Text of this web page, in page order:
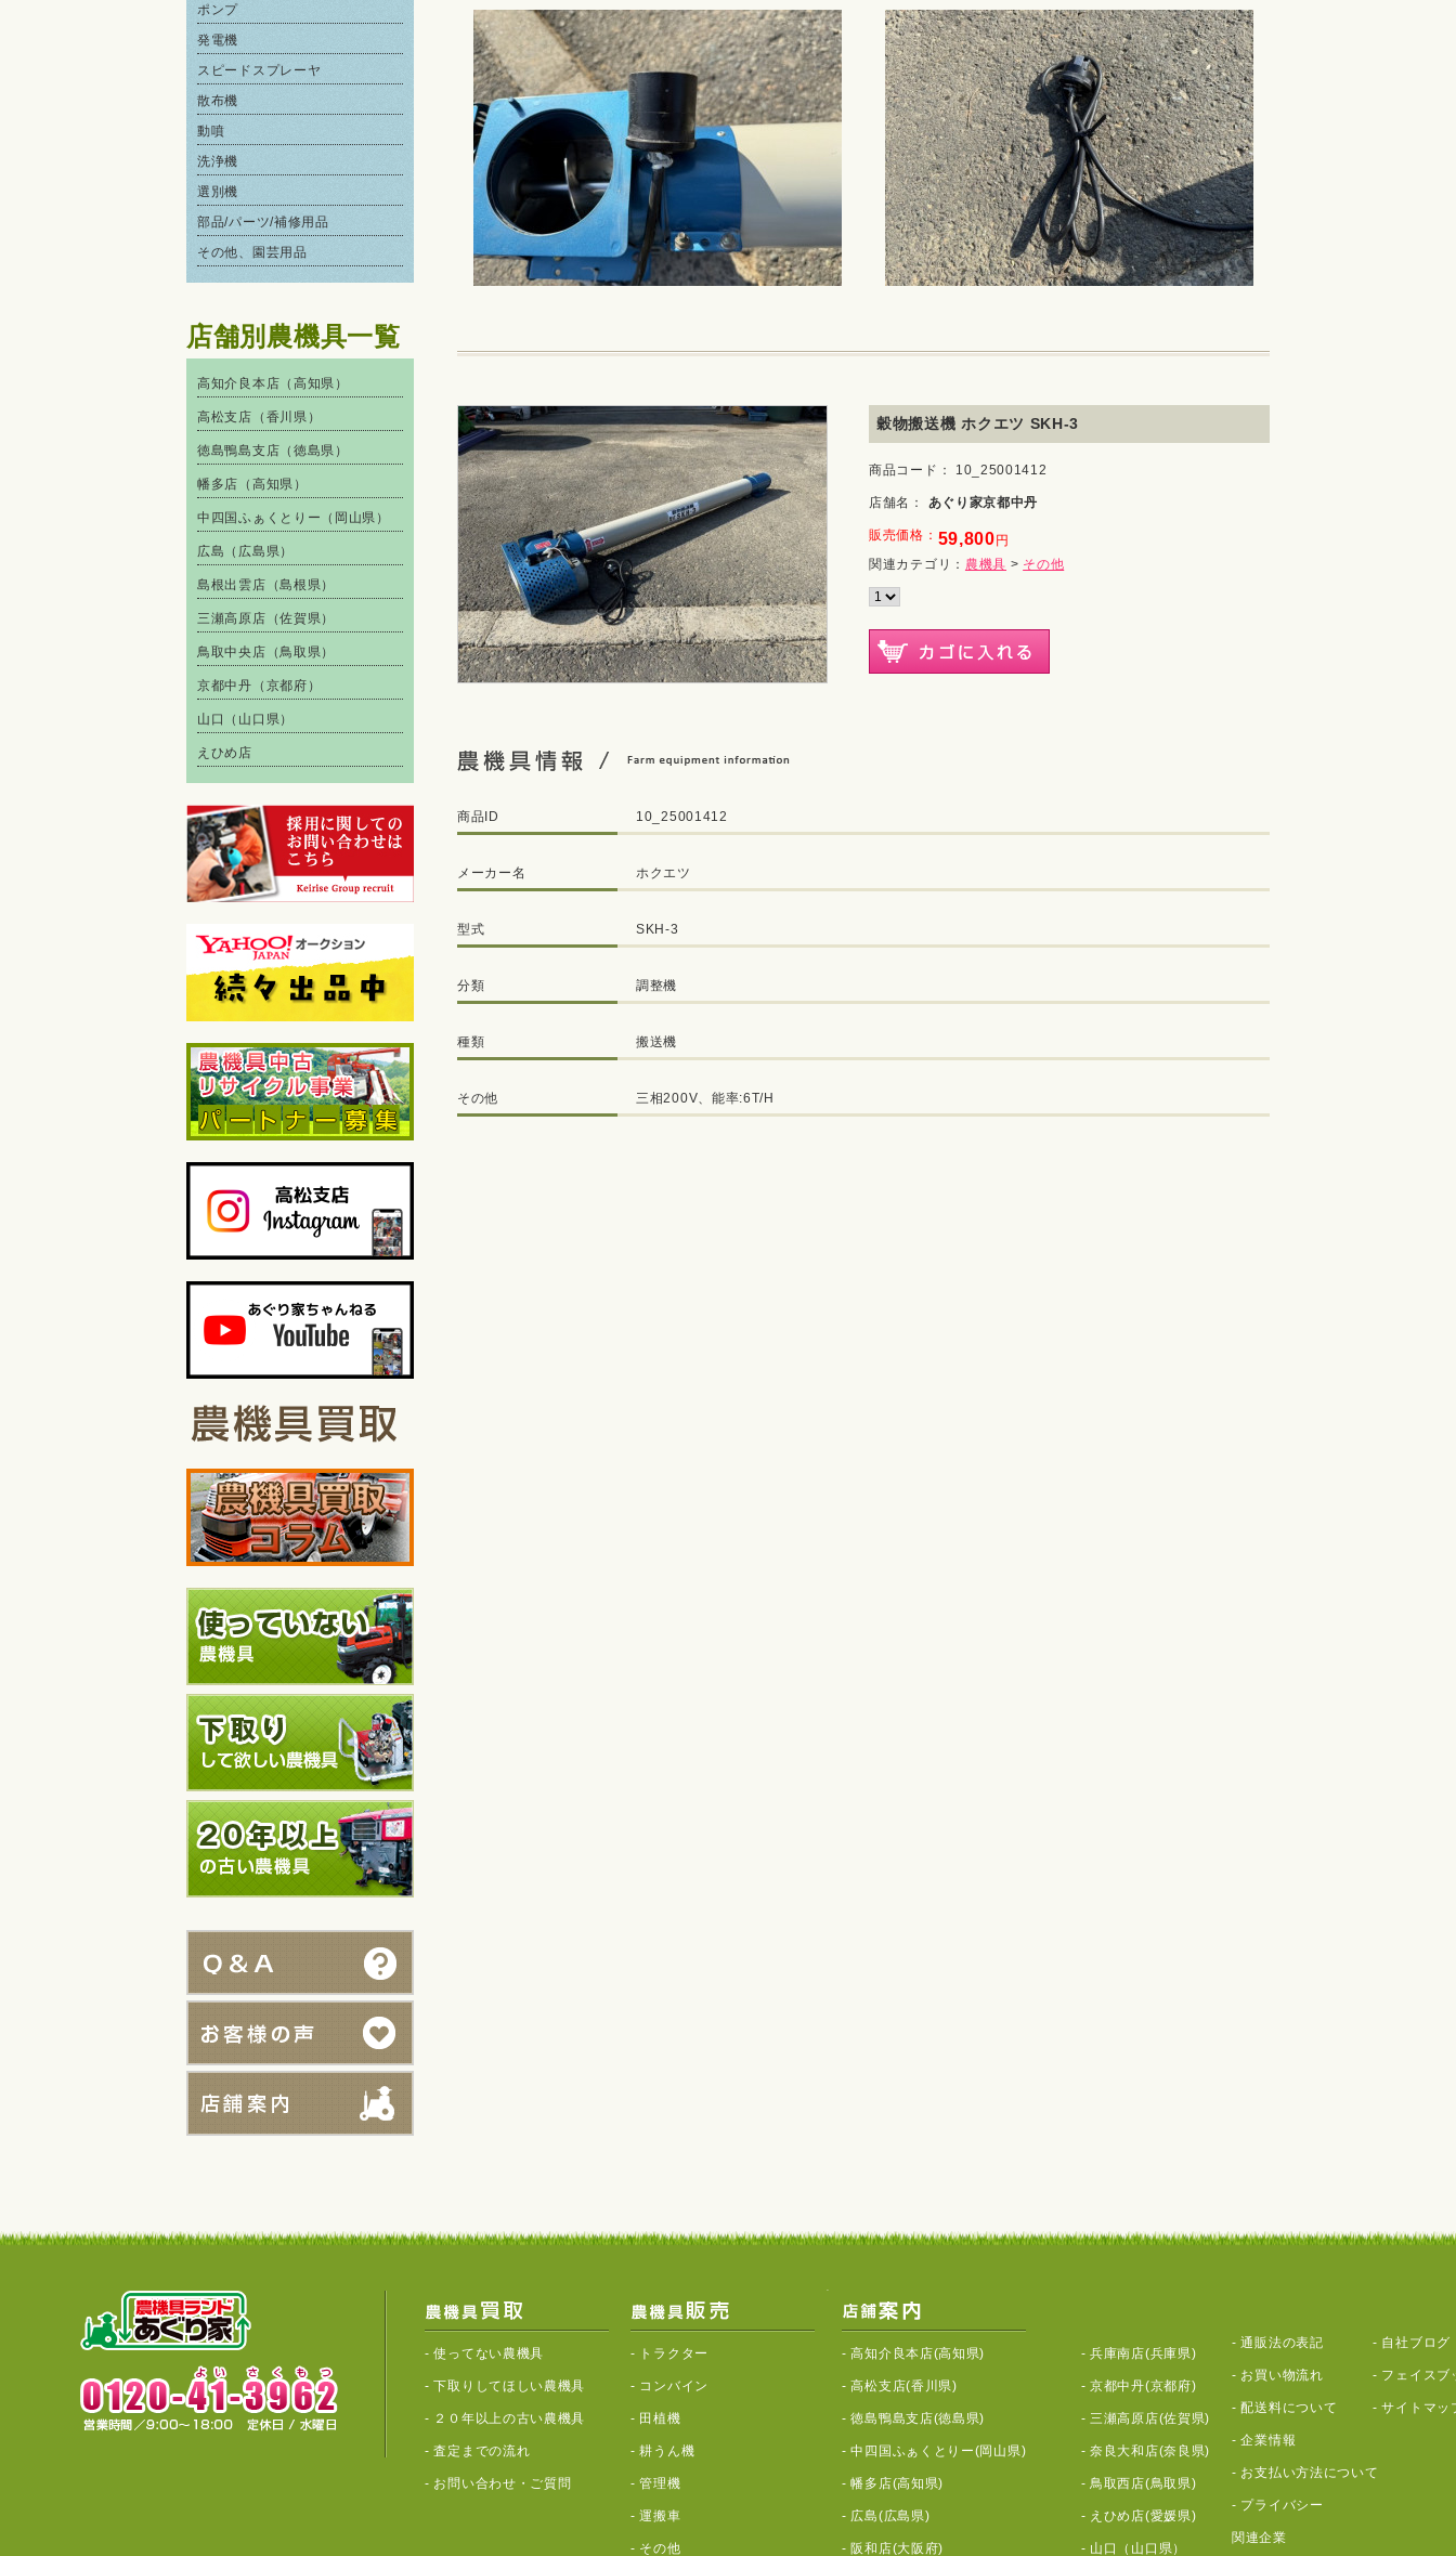
ポンプ
発電機
スピードスプレーヤ
散布機
動噴
洗浄機
選別機
部品/パーツ/補修用品
その他、園芸用品
店舗別農機具一覧
高知介良本店（高知県）
高松支店（香川県）
徳島鴨島支店（徳島県）
幡多店（高知県）
中四国ふぁくとりー（岡山県）
広島（広島県）
島根出雲店（島根県）
三瀬高原店（佐賀県）
鳥取中央店（鳥取県）
京都中丹（京都府）
山口（山口県）
えひめ店
穀物搬送機 ホクエツ SKH-3
商品コード： 10_25001412
店舗名： あぐり家京都中丹
販売価格： 59,800 円
関連カテゴリ： 農機具 > その他
商品ID 10_25001412
メーカー名 ホクエツ
型式 SKH-3
分類 調整機
種類 搬送機
その他 三相200V、能率:6T/H
-使ってない農機具
-下取りしてほしい農機具
- ２０年以上の古い農機具
-査定までの流れ
- お問い合わせ・ご質問
- トラクター
- コンバイン
- 田植機
-耕うん機
-管理機
-運搬車
- その他
-高知介良本店(高知県)
-高松支店(香川県)
-徳島鴨島支店(徳島県)
-中四国ふぁくとりー(岡山県)
-幡多店(高知県)
- 広島(広島県)
- 阪和店(大阪府)
- 兵庫南店(兵庫県)
- 京都中丹(京都府)
- 三瀬高原店(佐賀県)
- 奈良大和店(奈良県)
- 鳥取西店(鳥取県)
- えひめ店(愛媛県)
- 山口（山口県）
-通販法の表記
- お買い物流れ
-配送料について
- 自社ブログ
- フェイスブ
-サイトマッ
-企業情報
- お支払い方法について
- プライバシー
関連企業